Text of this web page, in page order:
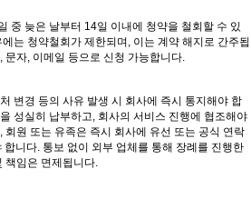
중 늦은 날부터 14일 이내에 청약을 철회할 수 있
는 청약철회가 제한되며, 이는 계약 해지로 간주됩
문자, 이메일 등으로 신청 가능합니다.
변경 등의 사유 발생 시 회사에 즉시 통지해야 합
성실히 납부하고, 회사의 서비스 진행에 협조해야
회원 또는 유족은 즉시 회사에 유선 또는 공식 연락
니다. 통보 없이 외부 업체를 통해 장례를 진행한
책임은 면제됩니다.